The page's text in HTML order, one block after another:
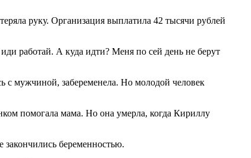
руку. Организация выплатила 42 тысячи рублей
работай. А куда идти? Меня по сей день не берут
с мужчиной, забеременела. Но молодой человек
помогала мама. Но она умерла, когда Кириллу
беременностью.